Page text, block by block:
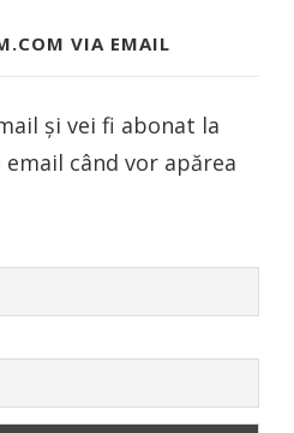
VIA EMAIL
și vei fi abonat la
când vor apărea